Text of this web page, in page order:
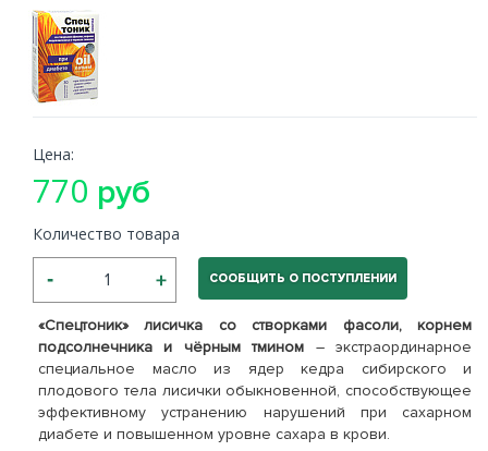
«Спецтоник» лисичка со створками фасоли, корнем
подсолнечника и чёрным тмином – экстраординарное
специальное масло из ядер кедра сибирского и
плодового тела лисички обыкновенной, способствующее
эффективному устранению нарушений при сахарном
диабете и повышенном уровне сахара в крови.
Цена:
770 руб
Количество товара
СООБЩИТЬ О ПОСТУПЛЕНИИ